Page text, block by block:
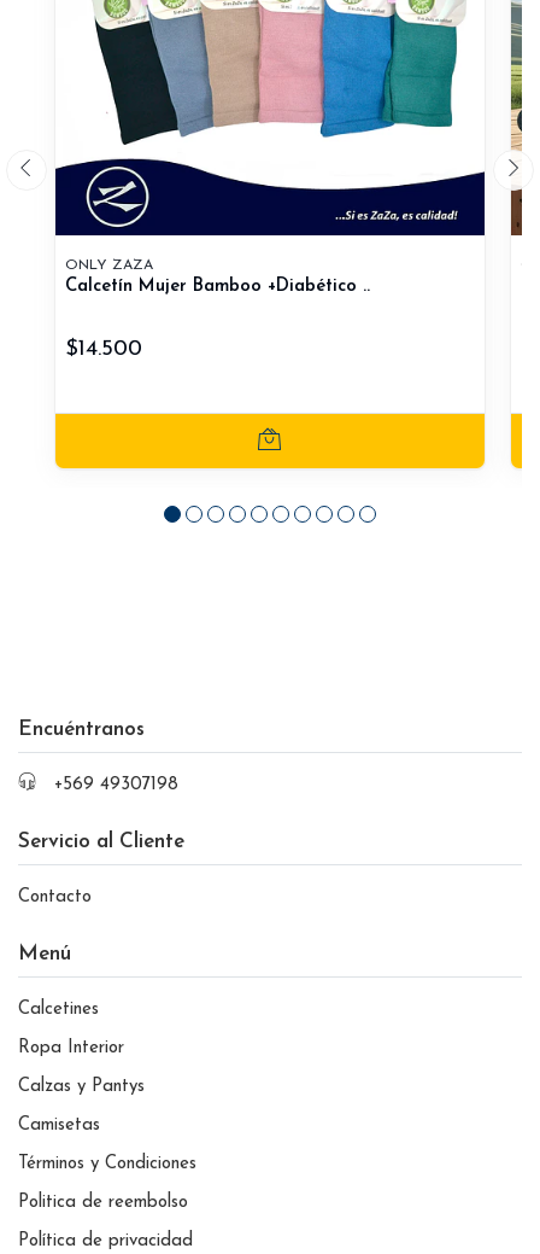
ONLY ZAZA
Calcetín Mujer Bamboo +Diabético ..
$14.500
Encuéntranos
+569 49307198
Servicio al Cliente
Contacto
Menú
Calcetines
Ropa Interior
Calzas y Pantys
Camisetas
Términos y Condiciones
Politica de reembolso
Política de privacidad